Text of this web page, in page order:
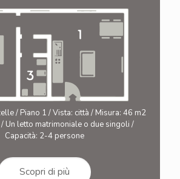
/ Piano 1 / Vista: città / Misura: 46 m2
Un letto matrimoniale o due singoli /
Capacità: 2-4 persone
Scopri di più